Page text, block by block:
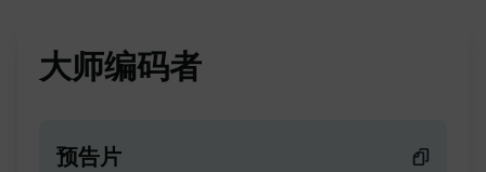
大师编码者
预告片